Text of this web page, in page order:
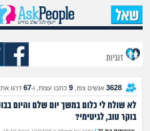
עמוד
שאל
שאלות
שאלות
זוגיות
3628 אנשים צפו, 9 כתבו עצות, ו-67 דרגו
לא שולח לי כלום במשך יום שלם והיום
בוקר טוב, לגיטימי?